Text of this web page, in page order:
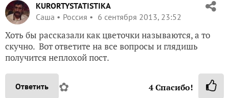
KURORTYSTATISTIKA
Саша
Россия 6 сентября 2013, 23:52
Хоть бы рассказали как цветочки называются, а то
скучно. Вот ответите на все вопросы и глядишь
получится неплохой пост.
Ответить ✿ 4Спасибо!